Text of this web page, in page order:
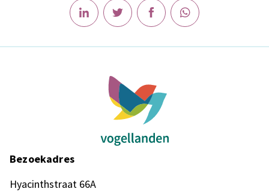
Bezoekadres
Hyacinthstraat 66A